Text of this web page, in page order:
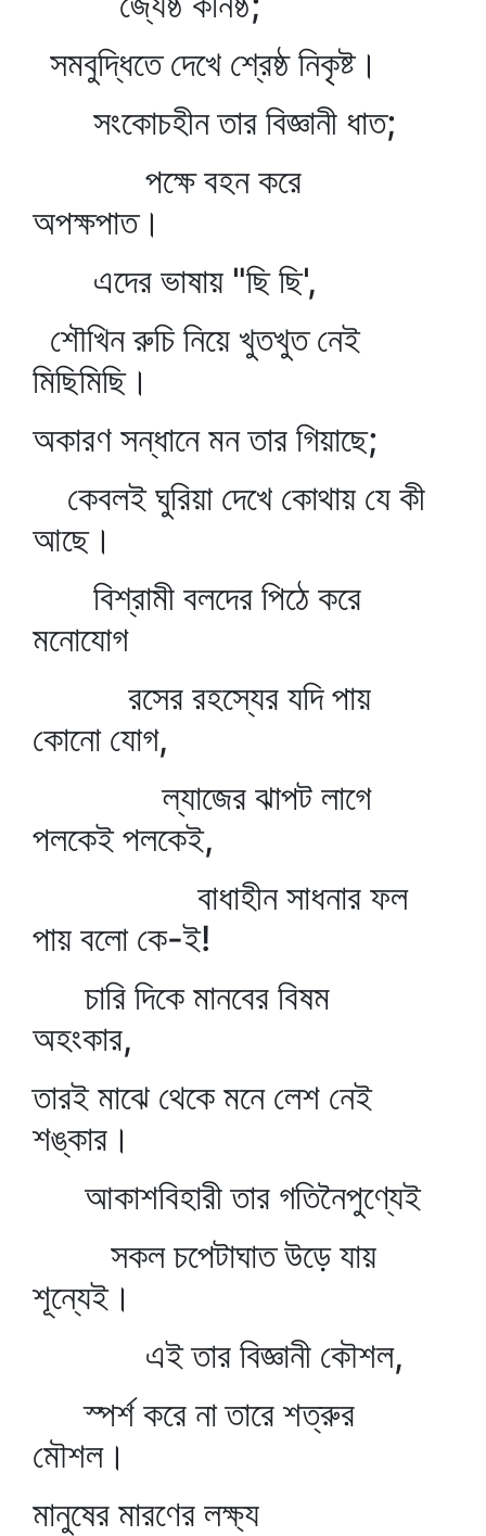
সমবুদ্ধিতে দেখে শ্রেষ্ঠ নিকৃষ্ট।
সংকোচহীন তার বিজ্ঞানী ধাত;
পক্ষে বহন করে
অপক্ষপাত।
এদের ভাষায় "ছি ছি',
শৌখিন রুচি নিয়ে খুতখুত নেই
মিছিমিছি।
অকারণ সন্ধানে মন তার গিয়াছে;
কেবলই ঘুরিয়া দেখে কোথায় যে কী
আছে।
বিশ্রামী বলদের পিঠে করে
মনোযোগ
রসের রহস্যের যদি পায়
কোনো যোগ,
ল্যাজের ঝাপট লাগে
পলকেই পলকেই,
বাধাহীন সাধনার ফল
পায় বলো কে-ই!
চারি দিকে মানবের বিষম
অহংকার,
তারই মাঝে থেকে মনে লেশ নেই
শঙ্কার।
আকাশবিহারী তার গতিনৈপুণ্যেই
সকল চপেটাঘাত উড়ে যায়
শূন্যেই।
এই তার বিজ্ঞানী কৌশল,
স্পর্শ করে না তারে শত্রুর
মৌশল।
মানুষের মারণের লক্ষ্য